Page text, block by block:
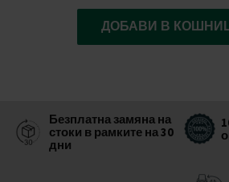
ДОБАВИ В
Безплатна замяна на
стоки в рамките на 30
дни